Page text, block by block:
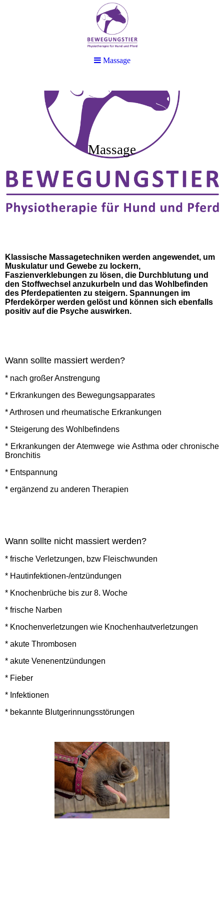
Massage
Klassische Massagetechniken werden angewendet, um
Muskulatur und Gewebe zu lockern,
Faszienverklebungen zu lösen, die Durchblutung und
den Stoffwechsel anzukurbeln und das Wohlbefinden
des Pferdepatienten zu steigern. Spannungen im
Pferdekörper werden gelöst und können sich ebenfalls
positiv auf die Psyche auswirken.
Wann sollte massiert werden?
* nach großer Anstrengung
* Erkrankungen des Bewegungsapparates
* Arthrosen und rheumatische Erkrankungen
* Steigerung des Wohlbefindens
* Erkrankungen der Atemwege wie Asthma oder chronische
Bronchitis
* Entspannung
* ergänzend zu anderen Therapien
Wann sollte nicht massiert werden?
* frische Verletzungen, bzw Fleischwunden
* Hautinfektionen-/entzündungen
* Knochenbrüche bis zur 8. Woche
* frische Narben
* Knochenverletzungen wie Knochenhautverletzungen
* akute Thrombosen
* akute Venenentzündungen
* Fieber
* Infektionen
* bekannte Blutgerinnungsstörungen
Massage